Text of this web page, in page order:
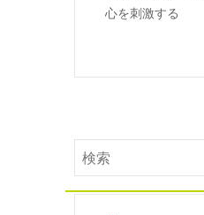
心を刺激する